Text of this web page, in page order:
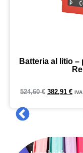
Batteria al litio
524,60€ 382,91 €